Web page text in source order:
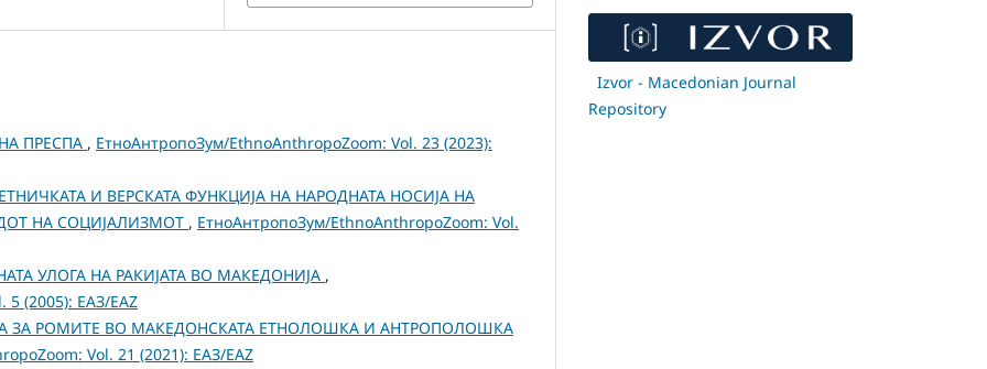
ПРЕСПА , ЕтноАнтропоЗум/EthnoAnthropoZoom: Vol. 23 (2023):
И ВЕРСКАТА ФУНКЦИЈА НА НАРОДНАТА НОСИЈА НА
НА СОЦИЈАЛИЗМОТ , ЕтноАнтропоЗум/EthnoAnthropoZoom: Vol.
УЛОГА НА РАКИЈАТА ВО МАКЕДОНИЈА ,
(2005): ЕАЗ/EAZ
ЗА РОМИТЕ ВО МАКЕДОНСКАТА ЕТНОЛОШКА И АНТРОПОЛОШКА
Vol. 21 (2021): ЕАЗ/EAZ
Izvor - Macedonian Journal
Repository